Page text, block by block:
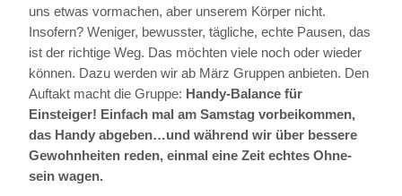
uns etwas vormachen, aber unserem Körper nicht.
Insofern? Weniger, bewusster, tägliche, echte Pausen, das
ist der richtige Weg. Das möchten viele noch oder wieder
können. Dazu werden wir ab März Gruppen anbieten. Den
Auftakt macht die Gruppe: Handy-Balance für
Einsteiger! Einfach mal am Samstag vorbeikommen,
das Handy abgeben…und während wir über bessere
Gewohnheiten reden, einmal eine Zeit echtes Ohne-
sein wagen.